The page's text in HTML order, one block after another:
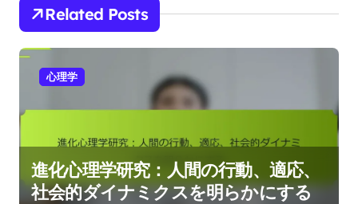
Related Posts
心理学
進化心理学研究：人間の行動、適応、
社会的ダイナミクスを明らかにする